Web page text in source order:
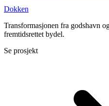
Dokken
Transformasjonen fra godshavn
fremtidsrettet bydel.
Se prosjekt